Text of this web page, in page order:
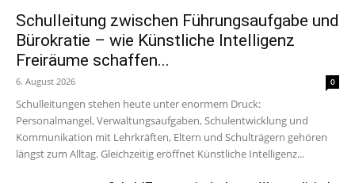
Schulleitung zwischen Führungsaufgabe und
Bürokratie – wie Künstliche Intelligenz
Freiräume schaffen...
6. August 2026 0
Schulleitungen stehen heute unter enormem Druck:
Personalmangel, Verwaltungsaufgaben, Schulentwicklung und
Kommunikation mit Lehrkräften, Eltern und Schulträgern gehören
längst zum Alltag. Gleichzeitig eröffnet Künstliche Intelligenz...